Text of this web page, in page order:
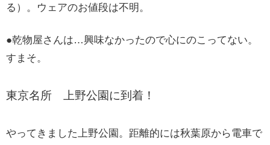
る）。ウェアのお値段は不明。
●乾物屋さんは…興味なかったので心にのこってない。
すまそ。
東京名所 上野公園に到着！
やってきました上野公園。距離的には秋葉原から電車で